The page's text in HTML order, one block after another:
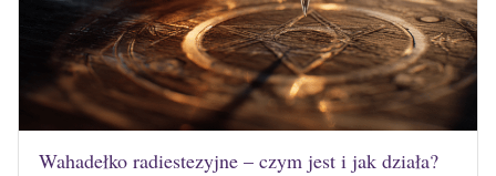
Wahadełko radiestezyjne – czym jest i jak działa?